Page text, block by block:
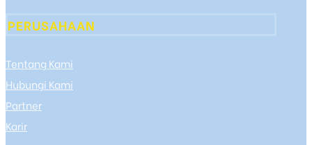
PERUSAHAAN
Tentang Kami
Hubungi Kami
Partner
Karir